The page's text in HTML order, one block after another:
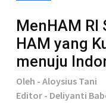
MenHAM RI
HAM yang
menuju
Oleh - Aloysius Tani
Editor - Deliyanti